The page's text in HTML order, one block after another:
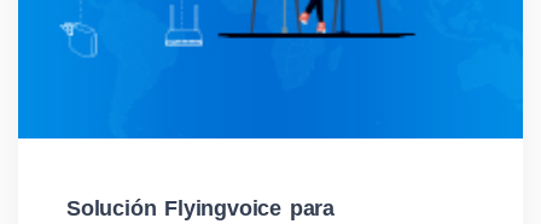
Solución Flyingvoice para